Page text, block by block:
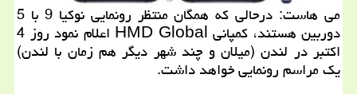
می هاست: درحالی كه همگان منتظر رونمایی نوكیا 9 با 5
دوربین هستند، كمپانی HMD Global اعلام نمود روز 4
اكتبر در لندن (میلان و چند شهر دیگر هم زمان با لندن)
یك مراسم رونمایی خواهد داشت.